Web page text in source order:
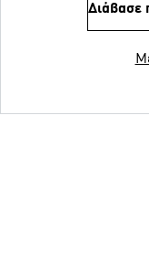
Διάβασε